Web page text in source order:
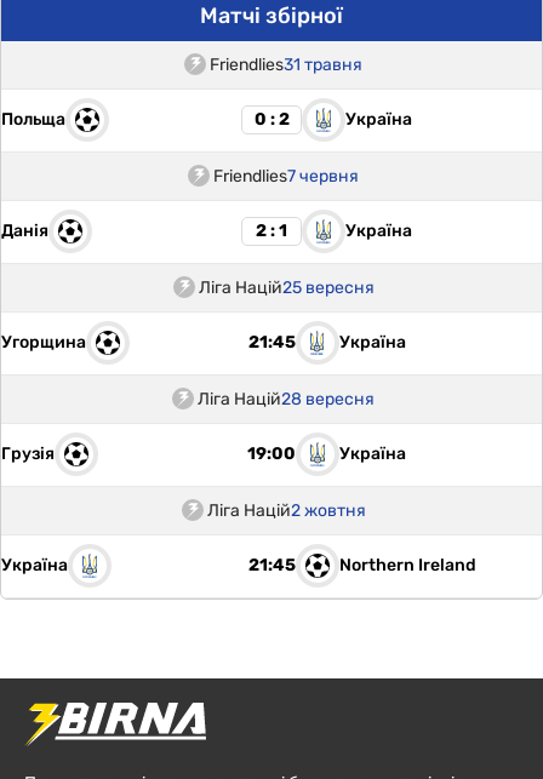
Матчі збірної
Friendlies31 травня
Польща 0 : 2 Україна
Friendlies7 червня
Данія 2 : 1 Україна
Ліга Націй25 вересня
Угорщина 21:45 Україна
Ліга Націй28 вересня
Грузія 19:00 Україна
Ліга Націй2 жовтня
Україна 21:45 Northern Ireland